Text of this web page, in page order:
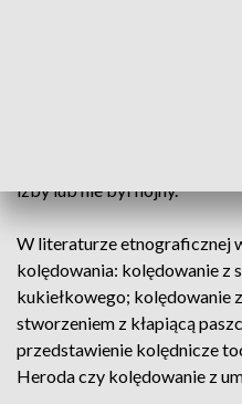
izby lub nie był hojny.
W literaturze etnograficznej
kolędowania: kolędowanie z
kukiełkowego; kolędowanie
stworzeniem z kłapiącą
przedstawienie kolędnicze
Heroda czy kolędowanie z